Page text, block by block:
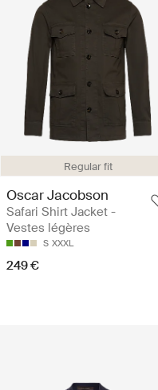
Regular fit
Oscar Jacobson
Safari Shirt Jacket -
Vestes légères
S XXXL
249 €